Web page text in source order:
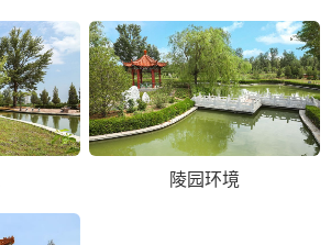
陵园环境